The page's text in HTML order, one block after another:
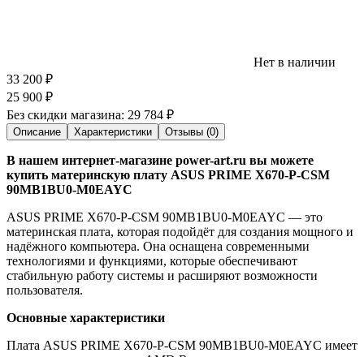
Нет в наличии
33 200 ₽
25 900 ₽
Без скидки магазина: 29 784 ₽
Описание Характеристики Отзывы (0)
В нашем интернет-магазине power-art.ru вы можете
купить материнскую плату ASUS PRIME X670-P-CSM
90MB1BU0-M0EAYC
ASUS PRIME X670-P-CSM 90MB1BU0-M0EAYC — это
материнская плата, которая подойдёт для создания мощного и
надёжного компьютера. Она оснащена современными
технологиями и функциями, которые обеспечивают
стабильную работу системы и расширяют возможности
пользователя.
Основные характеристики
Плата ASUS PRIME X670-P-CSM 90MB1BU0-M0EAYC имеет